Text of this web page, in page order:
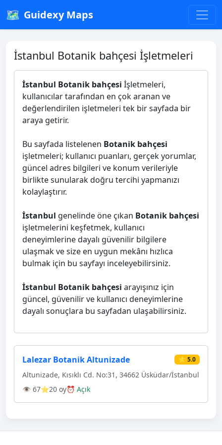
🗺️ Guidexy Maps
İstanbul Botanik bahçesi İşletmeleri
İstanbul Botanik bahçesi İşletmeleri,
kullanıcılar tarafından en çok aranan ve
değerlendirilen işletmeleri tek bir sayfada bir
araya getirir.
Bu sayfada listelenen Botanik bahçesi
işletmeleri; kullanıcı puanları, gerçek yorumlar,
güncel adres bilgileri ve konum verileriyle
birlikte sunularak doğru tercihi yapmanızı
kolaylaştırır.
İstanbul genelinde öne çıkan Botanik bahçesi
işletmelerini keşfetmek, kullanıcı
deneyimlerine dayalı güvenilir bilgilere
ulaşmak ve size en uygun mekânı hızlıca
bulmak için bu sayfayı inceleyebilirsiniz.
İstanbul Botanik bahçesi arayışınız için
güncel, güvenilir ve kullanıcı deneyimlerine
dayalı sonuçlara bu sayfadan ulaşabilirsiniz.
Lalezar Botanik Altunizade ⭐ 5.0
Altunizade, Kısıklı Cd. No:31, 34662 Üsküdar/İstanbul
👁 67⭐20 oy⏰ Açık